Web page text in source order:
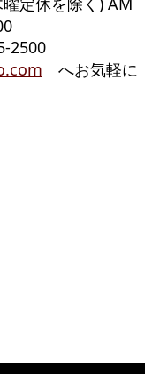
2500
へお気軽に